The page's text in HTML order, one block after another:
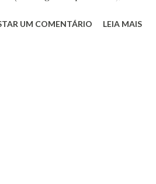
irá agregar ao governo.
limites e buscar as
apresentar uma nova
de construção do laboratório,
UM COMENTÁRIO LEIA MAIS